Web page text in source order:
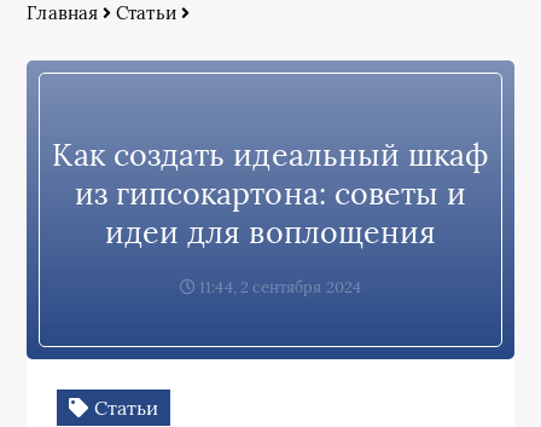
Главная Статьи
Как создать идеальный шкаф
из гипсокартона: советы и
идеи для воплощения
11:44, 2 сентября 2024
Статьи